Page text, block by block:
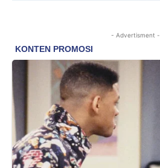
- Advertisment -